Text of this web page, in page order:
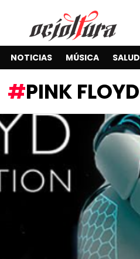
NOTICIAS MÚSICA SALUD
PINK FLOYD